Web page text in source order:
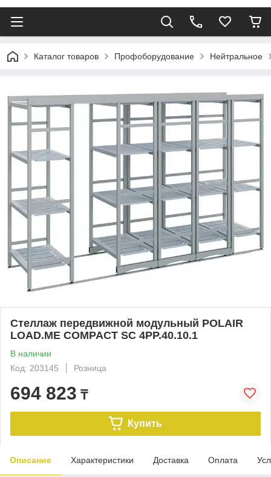
Каталог товаров Профоборудование Нейтральное
Стеллаж передвижной модульный POLAIR
LOAD.ME COMPACT SC 4PP.40.10.1
В наличии
Код: 203145
Розница
694 823 ₸
Купить
Описание Характеристики Доставка Оплата